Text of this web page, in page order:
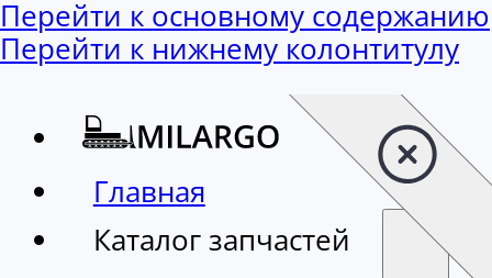
Перейти к основному содержанию
Перейти к нижнему колонтитулу
Главная
Каталог запчастей